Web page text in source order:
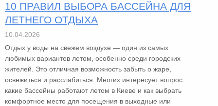
10 ПРАВИЛ ВЫБОРА БАССЕЙНА ДЛЯ
ЛЕТНЕГО ОТДЫХА
10.04.2026
Отдых у воды на свежем воздухе — один из самых
любимых вариантов летом, особенно среди городских
жителей. Это отличная возможность забыть о жаре,
освежиться и расслабиться. Многих интересует вопрос:
какие бассейны работают летом в Киеве и как выбрать
комфортное место для посещения в выходные или